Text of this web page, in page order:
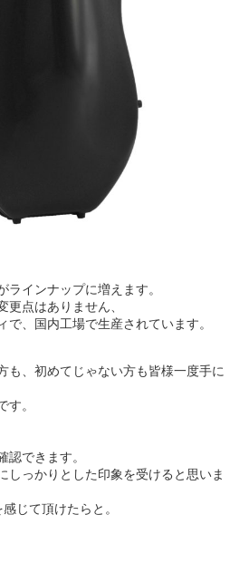
インナップに増えます。
点はありません、
、国内工場で生産されています。
も、初めてじゃない方も皆様一度手に
。
認できます。
しっかりとした印象を受けると思いま
じて頂けたらと。